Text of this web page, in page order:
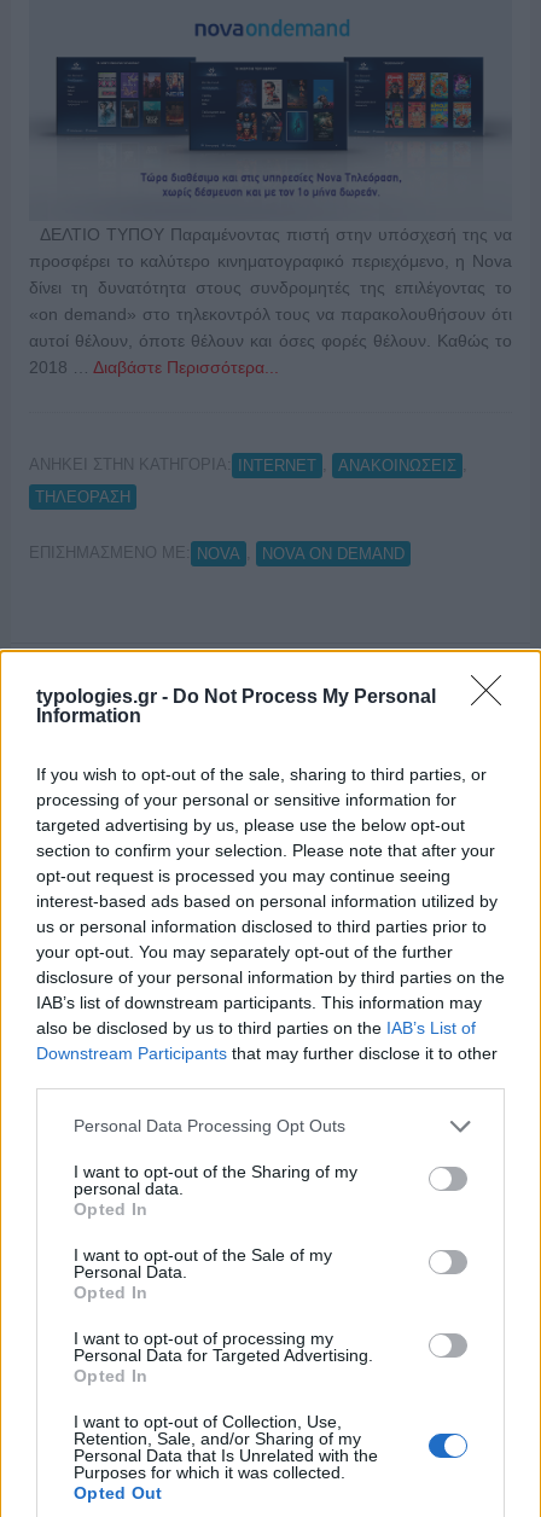
typologies.gr - Do Not Process My Personal
Information
If you wish to opt-out of the sale, sharing to third parties, or
processing of your personal or sensitive information for
targeted advertising by us, please use the below opt-out
section to confirm your selection. Please note that after your
opt-out request is processed you may continue seeing
interest-based ads based on personal information utilized by
us or personal information disclosed to third parties prior to
your opt-out. You may separately opt-out of the further
disclosure of your personal information by third parties on the
IAB’s list of downstream participants. This information may
also be disclosed by us to third parties on the IAB’s List of
Downstream Participants that may further disclose it to other
Please note that this website/app uses one or more Google
not limited to your visit or usage behaviour. You may click to
grant or deny consent to Google and its third-party tags to
use your data for below specified purposes in below Google
consent section.
Personal Data Processing Opt Outs
I want to opt-out of the Sharing of my
personal data.
Opted In
I want to opt-out of the Sale of my
Personal Data.
Opted In
I want to opt-out of processing my
Personal Data for Targeted Advertising.
Opted In
I want to opt-out of Collection, Use,
Retention, Sale, and/or Sharing of my
Personal Data that Is Unrelated with the
Purposes for which it was collected.
Opted Out
ΔΕΛΤΙΟ ΤΥΠΟΥ Παραμένοντας πιστή στην υπόσχεσή της να
προσφέρει το καλύτερο κινηματογραφικό περιεχόμενο, η Nova
δίνει τη δυνατότητα στους συνδρομητές της επιλέγοντας το
«on demand» στο τηλεκοντρόλ τους να παρακολουθήσουν ότι
αυτοί θέλουν, όποτε θέλουν και όσες φορές θέλουν. Καθώς το
2018 … Διαβάστε Περισσότερα...
ΑΝΗΚΕΙ ΣΤΗΝ ΚΑΤΗΓΟΡΙΑ: INTERNET ΑΝΑΚΟΙΝΩΣΕΙΣ
ΤΗΛΕΟΡΑΣΗ
ΕΠΙΣΗΜΑΣΜΕΝΟ ΜΕ: NOVA NOVA ON DEMAND
Η υπηρεσία Nova On Demand
διαθέσιμη σε όλους τους συνδρομητές
Nova Τηλεόραση
29/10/2018
υπηρεσιών ψυχαγωγίας και επικοινωνίας στην Ελλάδα,
συνδρομητών της. Με την υπηρεσία Nova Οn Demand η Nova
έχει αλλάξει τον τρόπο με τον οποίο οι συνδρομητές βλέπουν
ΕΠΙΣΗΜΑΣΜΕΝΟ ΜΕ: